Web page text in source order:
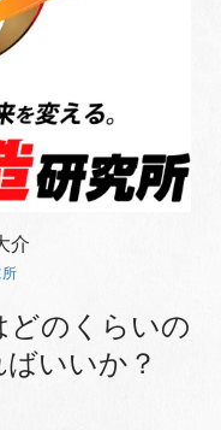
介
どのくらいの
ばいいか？